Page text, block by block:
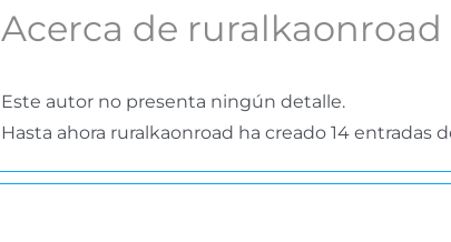
Acerca de ruralkaonroad
Este autor no presenta ningún detalle.
Hasta ahora ruralkaonroad ha creado 14 entradas